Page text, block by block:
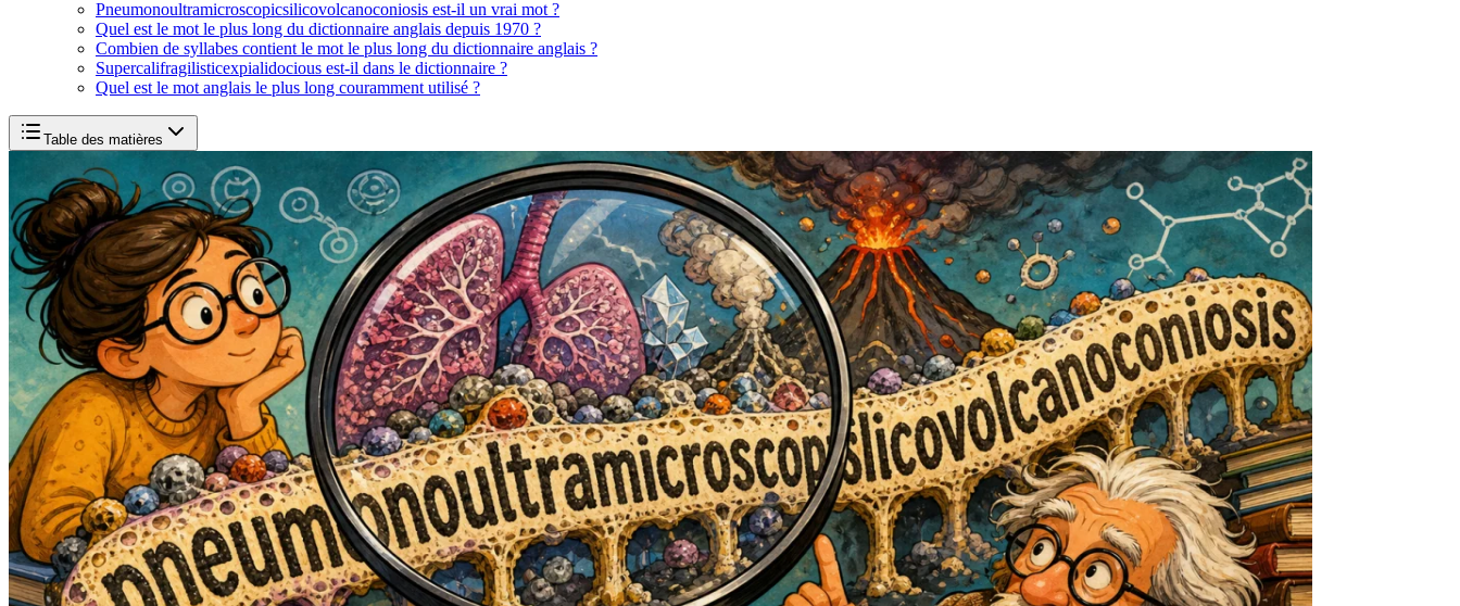
Pneumonoultramicroscopicsilicovolcanoconiosis est-il un vrai mot ?
Quel est le mot le plus long du dictionnaire anglais depuis 1970 ?
Combien de syllabes contient le mot le plus long du dictionnaire anglais ?
Supercalifragilisticexpialidocious est-il dans le dictionnaire ?
Quel est le mot anglais le plus long couramment utilisé ?
Table des matières